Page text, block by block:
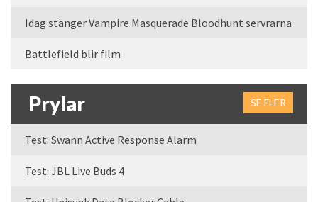
Idag stänger Vampire Masquerade Bloodhunt servrarna
Battlefield blir film
Prylar SE FLER
Test: Swann Active Response Alarm
Test: JBL Live Buds 4